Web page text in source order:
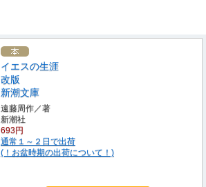
イエスの生涯
改版
新潮文庫
遠藤周作／著
新潮社
693円
通常１～２日で出荷
(！お盆時期の出荷について！)